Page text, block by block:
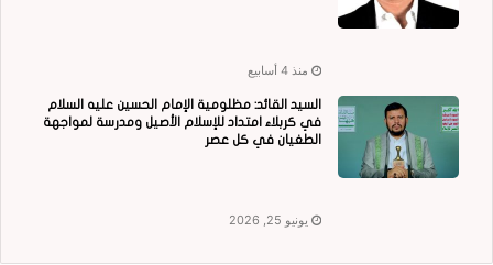
منذ 4 أسابيع
السيد القائد: مظلومية الإمام الحسين عليه السلام
في كربلاء امتداد للإسلام الأصيل ومدرسة لمواجهة
الطغيان في كل عصر
يونيو 25, 2026